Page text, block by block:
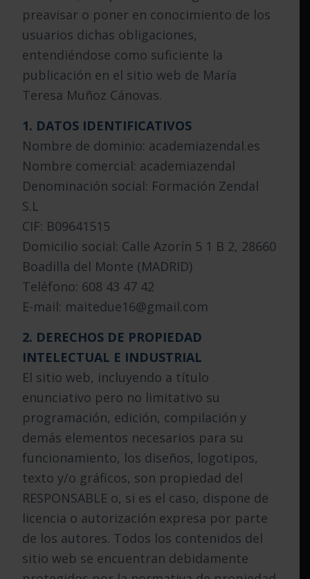
preavisar o poner en conocimiento de los
usuarios dichas obligaciones,
entendiéndose como suficiente la
publicación en el sitio web de María
Teresa Muñoz Cánovas.
1. DATOS IDENTIFICATIVOS
Nombre de dominio: academiazendal.es
Nombre comercial: academiazendal
Denominación social: Formación Zendal
S.L
CIF: B09641515
Domicilio social: Calle Azorín 5 1 B 2, 28660
Boadilla del Monte (MADRID)
Teléfono: 608 43 47 42
E-mail: maitedue16@gmail.com
2. DERECHOS DE PROPIEDAD
INTELECTUAL E INDUSTRIAL
El sitio web, incluyendo a título
enunciativo pero no limitativo su
programación, edición, compilación y
demás elementos necesarios para su
funcionamiento, los diseños, logotipos,
texto y/o gráficos, son propiedad del
RESPONSABLE o, si es el caso, dispone de
licencia o autorización expresa por parte
de los autores. Todos los contenidos del
sitio web se encuentran debidamente